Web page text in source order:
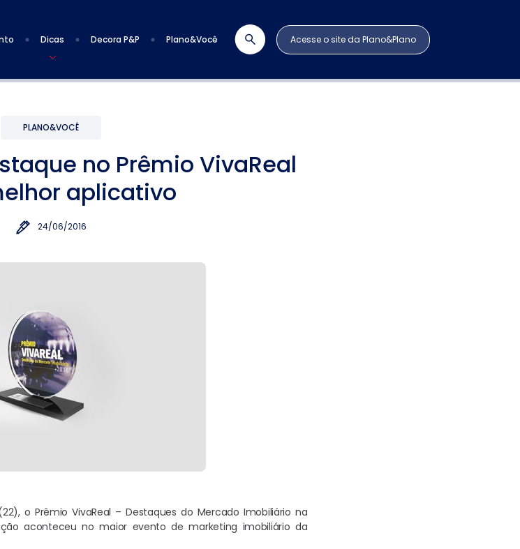
Dicas Decora P&P Plano&Você Acesse o site da Plano&Plano
PLANO&VOCÊ
no Prêmio VivaReal
aplicativo
24/06/2016
o Prêmio VivaReal – Destaques do Mercado Imobiliário na
aconteceu no maior evento de marketing imobiliário da